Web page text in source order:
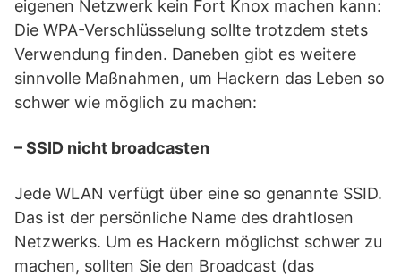
eigenen Netzwerk kein Fort Knox machen kann:
Die WPA-Verschlüsselung sollte trotzdem stets
Verwendung finden. Daneben gibt es weitere
sinnvolle Maßnahmen, um Hackern das Leben so
schwer wie möglich zu machen:
– SSID nicht broadcasten
Jede WLAN verfügt über eine so genannte SSID.
Das ist der persönliche Name des drahtlosen
Netzwerks. Um es Hackern möglichst schwer zu
machen, sollten Sie den Broadcast (das